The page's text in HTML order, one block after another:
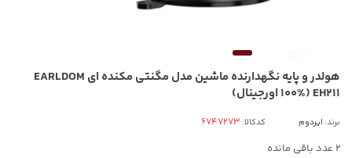
هولدر و پایه نگهدارنده ماشین مدل مگنتی مکنده ای EARLDOM
EH211 (100% اورجینال)
برند: ایردوم کدکالا:
2 عدد باقی مانده